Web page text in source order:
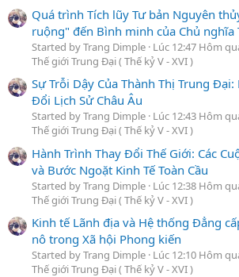
Quá trình Tích lũy Tư bản Nguyên
ruộng" đến Bình minh của Chủ nghĩa
Started by Trang Dimple Lúc 12:47 Hôm
Thế giới Trung Đại ( Thế kỷ V - XVI )
Sự Trỗi Dậy Của Thành Thị Trung
Đổi Lịch Sử Châu Âu
Started by Trang Dimple Lúc 12:43 Hôm
Thế giới Trung Đại ( Thế kỷ V - XVI )
Hành Trình Thay Đổi Thế Giới: Các
và Bước Ngoặt Kinh Tế Toàn Cầu
Started by Trang Dimple Lúc 12:38 Hôm
Thế giới Trung Đại ( Thế kỷ V - XVI )
Kinh tế Lãnh địa và Hệ thống Đẳng
nô trong Xã hội Phong kiến
Started by Trang Dimple Lúc 12:10 Hôm
Thế giới Trung Đại ( Thế kỷ V - XVI )